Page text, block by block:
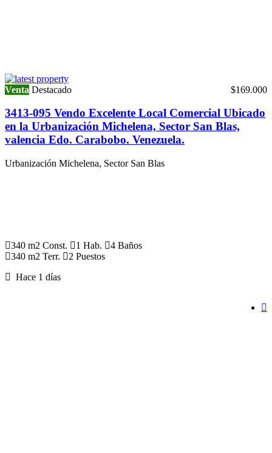
$169.000
Venta Destacado
3413-095 Vendo Excelente Local Comercial Ubicado
en la Urbanización Michelena, Sector San Blas,
valencia Edo. Carabobo. Venezuela.
Urbanización Michelena, Sector San Blas
340 m2 Const. 1 Hab.
4 Baños
340 m2 Terr.
2 Puestos
Hace 1 días